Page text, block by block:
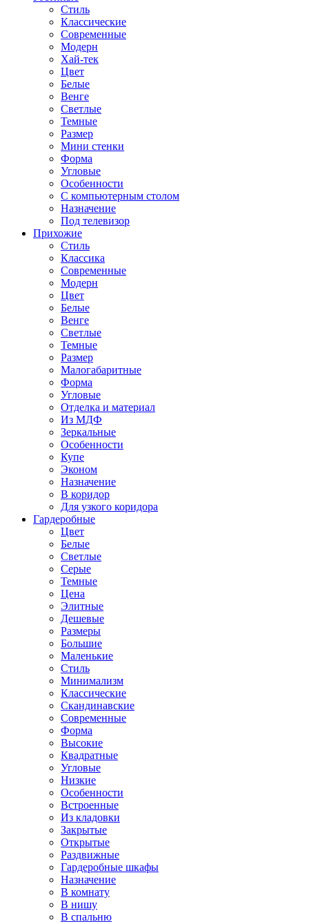
Стиль
Классические
Современные
Модерн
Хай-тек
Цвет
Белые
Венге
Светлые
Темные
Размер
Мини стенки
Форма
Угловые
Особенности
С компьютерным столом
Назначение
Под телевизор
Прихожие
Стиль
Классика
Современные
Модерн
Цвет
Белые
Венге
Светлые
Темные
Размер
Малогабаритные
Форма
Угловые
Отделка и материал
Из МДФ
Зеркальные
Особенности
Купе
Эконом
Назначение
В коридор
Для узкого коридора
Гардеробные
Цвет
Белые
Светлые
Серые
Темные
Цена
Элитные
Дешевые
Размеры
Большие
Маленькие
Стиль
Минимализм
Классические
Скандинавские
Современные
Форма
Высокие
Квадратные
Угловые
Низкие
Особенности
Встроенные
Из кладовки
Закрытые
Открытые
Раздвижные
Гардеробные шкафы
Назначение
В комнату
В нишу
В спальню